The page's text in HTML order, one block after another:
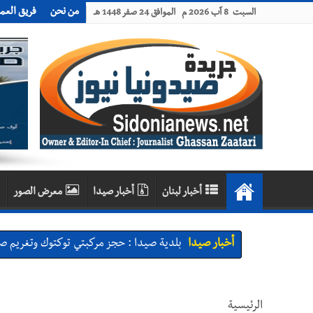
السبت 8 آب 2026 م الموافق 24 صفر 1448 هـ من نحن فريق
أخبار لبنان أخبار صيدا معرض الصور
أخبار صيدا بلدية صيدا : حجز مركبتي توكتوك وتغريم
أخبار صيدا
الرئيسية